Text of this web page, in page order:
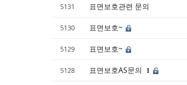
5131 표면보호관련 문의
5130 표면보호~
5129 표면보호~
5128 표면보호AS문의 1